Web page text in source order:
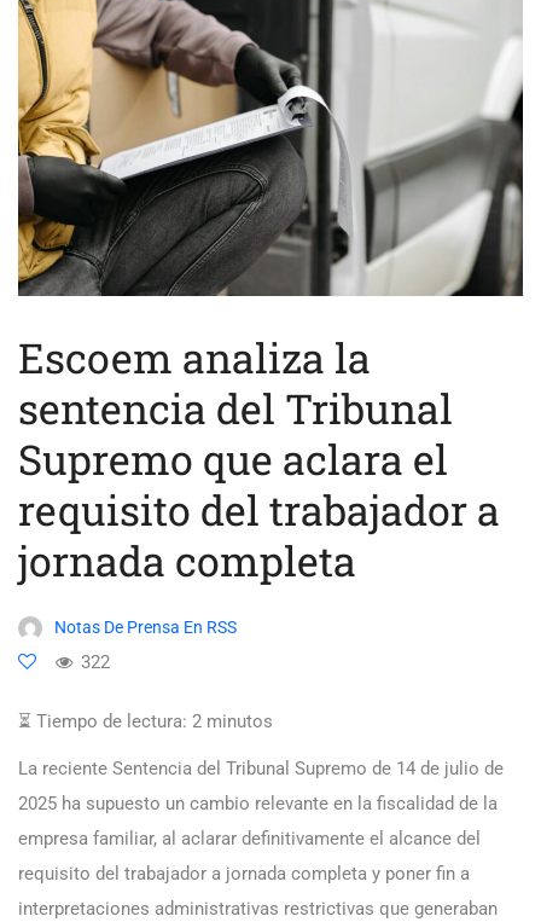
Escoem analiza la
sentencia del Tribunal
Supremo que aclara el
requisito del trabajador a
jornada completa
Notas De Prensa En RSS
322
⏳ Tiempo de lectura: 2 minutos
La reciente Sentencia del Tribunal Supremo de 14 de julio de
2025 ha supuesto un cambio relevante en la fiscalidad de la
empresa familiar, al aclarar definitivamente el alcance del
requisito del trabajador a jornada completa y poner fin a
interpretaciones administrativas restrictivas que generaban